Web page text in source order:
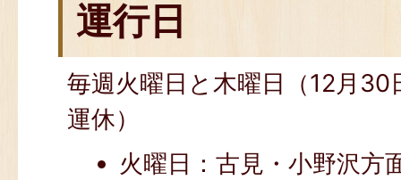
運行日
毎週火曜日と木曜日（12月30
運休）
火曜日：古見・小野沢方